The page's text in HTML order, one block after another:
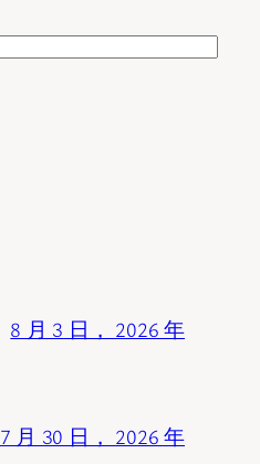
8 月 3 日， 2026 年
7 月 30 日， 2026 年